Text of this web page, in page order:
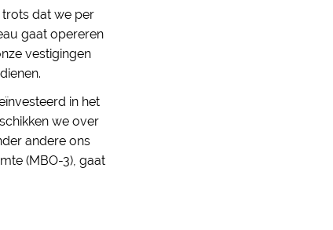
dat we per
gaat opereren
vestigingen
in het
we over
andere ons
(MBO-3), gaat